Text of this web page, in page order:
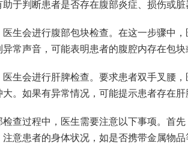
助于判断患者是否存在腹部炎症、损伤或脏
医生会进行腹部包块检查。在这一步骤中
常声音，可能表明患者的腹腔内存在包块
医生会进行肝脾检查。要求患者双手叉腰
。如果有异常情况，可能提示患者存在肝
检查过程中，医生需要注意以下事项。首
注意患者的身体状况，如是否携带金属物